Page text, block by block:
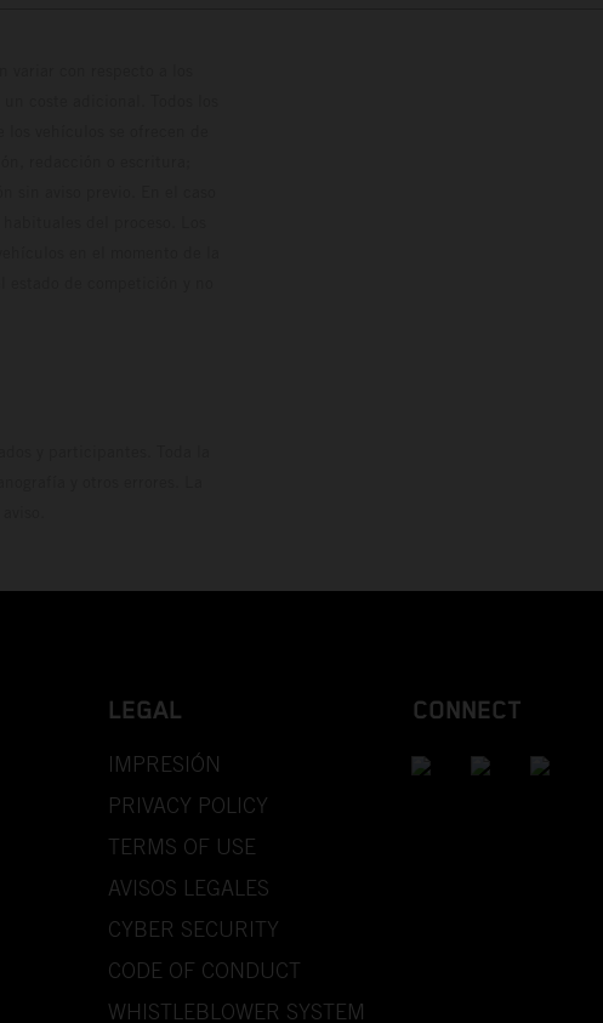
LEGAL
IMPRESIÓN
PRIVACY POLICY
TERMS OF USE
AVISOS LEGALES
CYBER SECURITY
CODE OF CONDUCT
WHISTLEBLOWER SYSTEM
CONNECT